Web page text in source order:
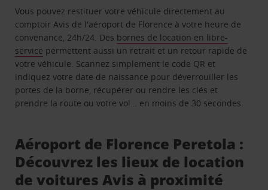
Vous pouvez restituer votre véhicule directement au
comptoir Avis de l'aéroport de Florence à votre heure de
convenance, 24h/24. Des bornes de location en libre-
service permettent aussi un retrait et un retour rapide de
votre véhicule. Scannez simplement le code QR et
indiquez votre date de naissance pour déverrouiller les
portes de la borne, récupérer ou rendre les clés et
prendre la route ou votre vol… en moins de 30 secondes.
Aéroport de Florence Peretola :
Découvrez les lieux de location
de voitures Avis à proximité